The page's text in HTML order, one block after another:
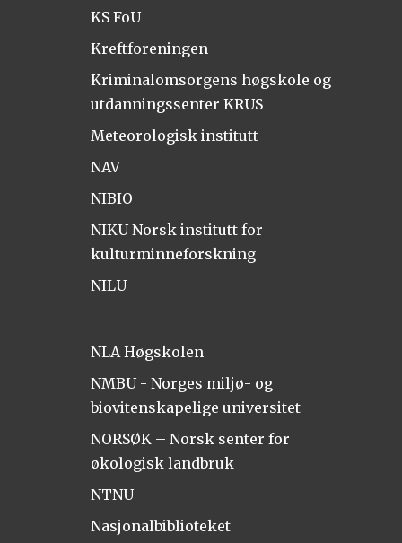
KS FoU
Kreftforeningen
Kriminalomsorgens høgskole og
utdanningssenter KRUS
Meteorologisk institutt
NAV
NIBIO
NIKU Norsk institutt for
kulturminneforskning
NILU
NLA Høgskolen
NMBU - Norges miljø- og
biovitenskapelige universitet
NORSØK – Norsk senter for
økologisk landbruk
NTNU
Nasjonalbiblioteket